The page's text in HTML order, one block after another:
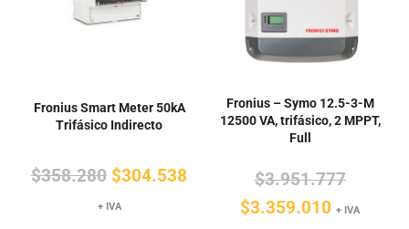
Fronius Smart Meter 50kA
Trifásico Indirecto
$358.280 El
precio
$304.538
+ IVA
Fronius – Symo 12.5-3-M
12500 VA, trifásico, 2 MPPT,
Full
$3.951.777El
precio
$3.359.010 El
+ IVA